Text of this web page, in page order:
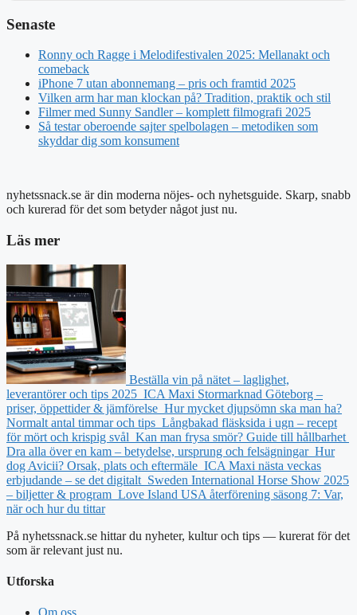
Senaste
Ronny och Ragge i Melodifestivalen 2025: Mellanakt och
comeback
iPhone 7 utan abonnemang – pris och framtid 2025
Vilken arm har man klockan på? Tradition, praktik och stil
Filmer med Sunny Sandler – komplett filmografi 2025
Så testar oberoende sajter spelbolagen – metodiken som
skyddar dig som konsument
nyhetssnack.se är din moderna nöjes- och nyhetsguide. Skarp, snabb
och kurerad för det som betyder något just nu.
Läs mer
Beställa vin på nätet – laglighet,
leverantörer och tips 2025 ICA Maxi Stormarknad Göteborg –
priser, öppettider & jämförelse Hur mycket djupsömn ska man ha?
Normalt antal timmar och tips Långbakad fläsksida i ugn – recept
för mört och krispig svål Kan man frysa smör? Guide till hållbarhet
Dra alla över en kam – betydelse, ursprung och felsägningar Hur
dog Avicii? Orsak, plats och eftermäle ICA Maxi nästa veckas
erbjudande – se det digitalt Sweden International Horse Show 2025
– biljetter & program Love Island USA återförening säsong 7: Var,
när och hur du tittar
På nyhetssnack.se hittar du nyheter, kultur och tips — kurerat för det
som är relevant just nu.
Utforska